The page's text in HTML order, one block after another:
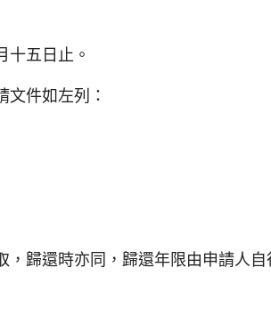
五日止。
件如左列：
歸還時亦同，歸還年限由申請人自